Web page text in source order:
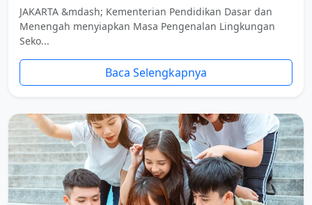
JAKARTA &mdash; Kementerian Pendidikan Dasar dan
Menengah menyiapkan Masa Pengenalan Lingkungan
Seko...
Baca Selengkapnya